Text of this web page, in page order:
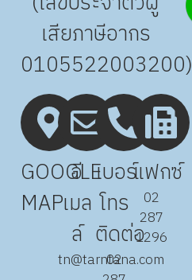
เสียภาษีอากร
0105522003200)
GOOGLE
MAP
อี
เมล
ล์
tn@tarntana.com
เบอร์
โทร
ติดต่อ
02
แฟกซ์
02
287
1296